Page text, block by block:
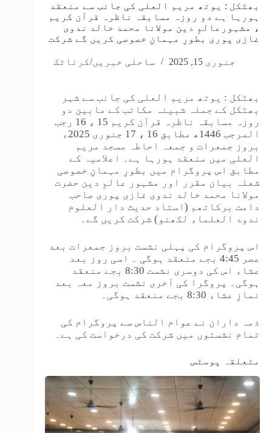
بھٹکل : یوتھ مریم العلی کی جانب سے منعقد
ہورہا ہے دو روزہ مسابقہ ناظرہ قرآن کریم
، مشہورعالمِ دین مولانا محمد خالد ندوی
غازی پوری بطورِ مہمانِ خصوصی کریں گے شرکت
جنوری 15, 2025 ساحلی خبریں/کرناٹک
بھٹکل : یوتھ مریم العلی کی جانب سے شہر
بھٹکل کے جملہ شبینہ مکاتب کے مابین دو
روزہ مسابقہ ناظرہ قرآن کریم 15 ، 16 رجب
المرجب 1446ھ مطابق 16 ، 17 جنوری 2025ء
بروز جمعرات و جمعہ احاطہ مسجد مریم
العلی میں منعقد ہورہا ہے۔ اعلامیہ کے
مطابق اس پروگرام میں بطورِ مہمانِ خصوصی
شعلہ بیان مقرر اور مشہور عالمِ دین حضرت
مولانا محمد خالد ندوی غازی پوری صاحب
دامت برکاتھم (استاد حدیث دار العلوم
ندوۃ العلماء لکھنو) شرکت کریں گے۔
اس پروگرام کی پہلی نشست بروز جمعرات بعد
عصر 4:45 بجے منعقد ہوگی ۔ اسی روز بعد
عشاء اس کی دوسری نشست 8:30 بجے منعقد
ہوگی۔ پروگرا کی آخری نشست بروز معہ بعد
نمازِ عشاء 8:30 بجے منعقد ہوگی۔
ذمہ داران نے عوام الناس سے پروگرام کی
تمام نشستوں میں شرکت کی درخواست کی ہے۔
متعلقہ پوسٹس